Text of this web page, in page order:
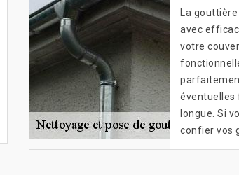
La
avec
votre
éventuelles
longue. Si
confier vos